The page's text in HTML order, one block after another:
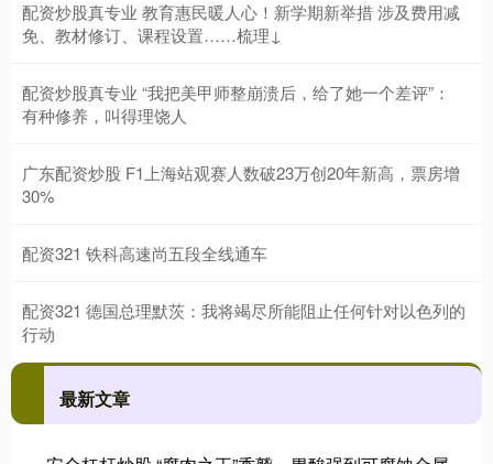
配资炒股真专业 教育惠民暖人心！新学期新举措 涉及费用减
免、教材修订、课程设置……梳理↓
配资炒股真专业 “我把美甲师整崩溃后，给了她一个差评”：
有种修养，叫得理饶人
广东配资炒股 F1上海站观赛人数破23万创20年新高，票房增
30%
配资321 铁科高速尚五段全线通车
配资321 德国总理默茨：我将竭尽所能阻止任何针对以色列的
行动
最新文章